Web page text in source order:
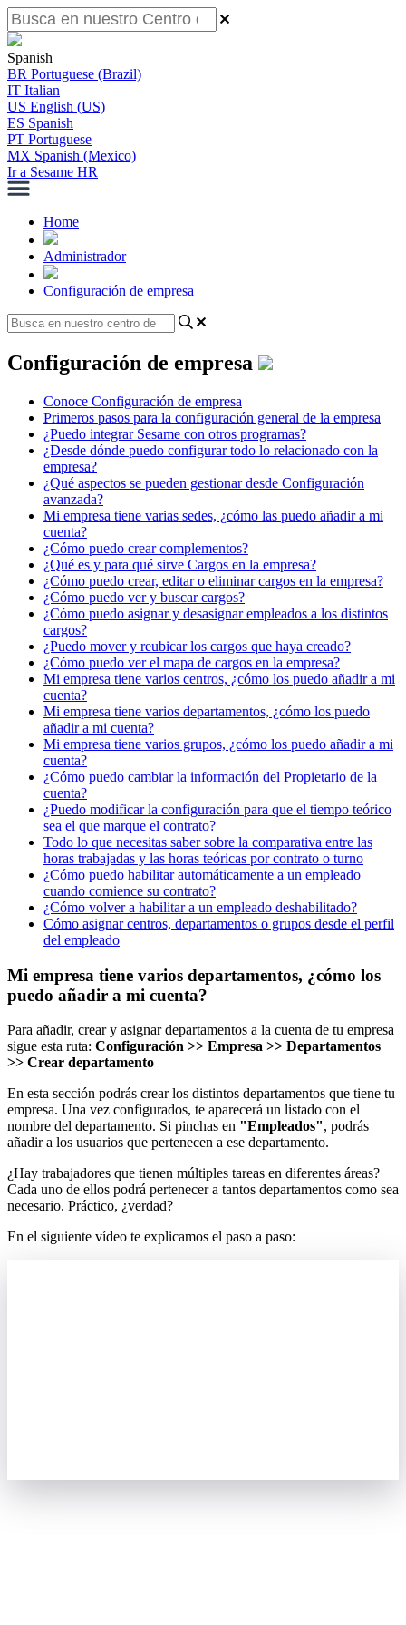
Spanish
BR Portuguese (Brazil)
IT Italian
US English (US)
ES Spanish
PT Portuguese
MX Spanish (Mexico)
Ir a Sesame HR
Home
Administrador
Configuración de empresa
Configuración de empresa
Conoce Configuración de empresa
Primeros pasos para la configuración general de la empresa
¿Puedo integrar Sesame con otros programas?
¿Desde dónde puedo configurar todo lo relacionado con la
empresa?
¿Qué aspectos se pueden gestionar desde Configuración
avanzada?
Mi empresa tiene varias sedes, ¿cómo las puedo añadir a mi
cuenta?
¿Cómo puedo crear complementos?
¿Qué es y para qué sirve Cargos en la empresa?
¿Cómo puedo crear, editar o eliminar cargos en la empresa?
¿Cómo puedo ver y buscar cargos?
¿Cómo puedo asignar y desasignar empleados a los distintos
cargos?
¿Puedo mover y reubicar los cargos que haya creado?
¿Cómo puedo ver el mapa de cargos en la empresa?
Mi empresa tiene varios centros, ¿cómo los puedo añadir a mi
cuenta?
Mi empresa tiene varios departamentos, ¿cómo los puedo
añadir a mi cuenta?
Mi empresa tiene varios grupos, ¿cómo los puedo añadir a mi
cuenta?
¿Cómo puedo cambiar la información del Propietario de la
cuenta?
¿Puedo modificar la configuración para que el tiempo teórico
sea el que marque el contrato?
Todo lo que necesitas saber sobre la comparativa entre las
horas trabajadas y las horas teóricas por contrato o turno
¿Cómo puedo habilitar automáticamente a un empleado
cuando comience su contrato?
¿Cómo volver a habilitar a un empleado deshabilitado?
Cómo asignar centros, departamentos o grupos desde el perfil
del empleado
Mi empresa tiene varios departamentos, ¿cómo los
puedo añadir a mi cuenta?
Para añadir, crear y asignar departamentos a la cuenta de tu empresa
sigue esta ruta: Configuración >> Empresa >> Departamentos
>> Crear departamento
En esta sección podrás crear los distintos departamentos que tiene tu
empresa. Una vez configurados, te aparecerá un listado con el
nombre del departamento. Si pinchas en "Empleados", podrás
añadir a los usuarios que pertenecen a ese departamento.
¿Hay trabajadores que tienen múltiples tareas en diferentes áreas?
Cada uno de ellos podrá pertenecer a tantos departamentos como sea
necesario. Práctico, ¿verdad?
En el siguiente vídeo te explicamos el paso a paso: